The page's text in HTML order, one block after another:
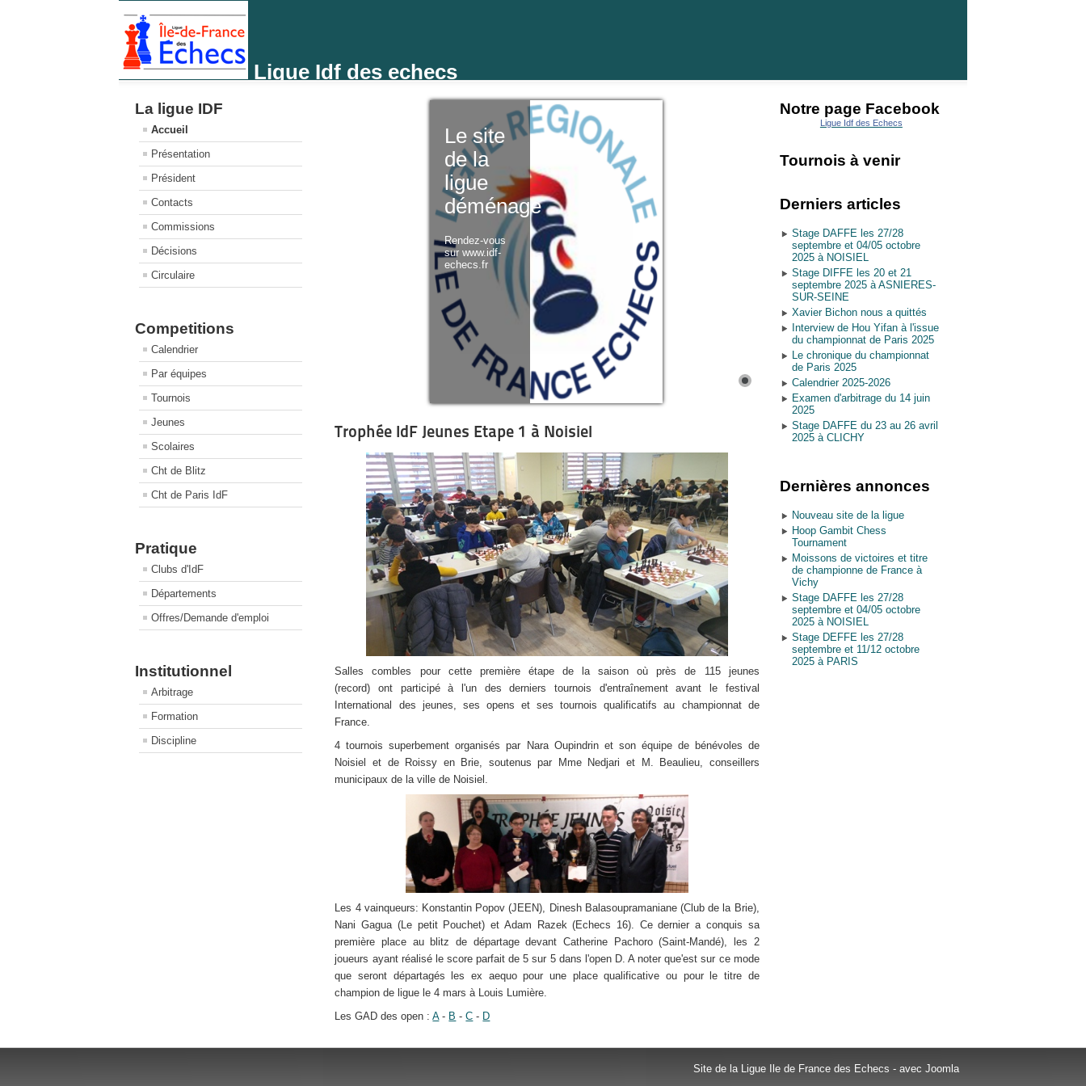
Ligue Idf des echecs
La ligue IDF
Accueil
Présentation
Président
Contacts
Commissions
Décisions
Circulaire
Competitions
Calendrier
Par équipes
Tournois
Jeunes
Scolaires
Cht de Blitz
Cht de Paris IdF
Pratique
Clubs d'IdF
Départements
Offres/Demande d'emploi
Institutionnel
Arbitrage
Formation
Discipline
Le site
de la
ligue
déménage
Rendez-vous
sur www.idf-
echecs.fr
Trophée IdF Jeunes Etape 1 à Noisiel
Salles combles pour cette première étape de la saison où près de 115 jeunes
(record) ont participé à l'un des derniers tournois d'entraînement avant le festival
International des jeunes, ses opens et ses tournois qualificatifs au championnat de
France.
4 tournois superbement organisés par Nara Oupindrin et son équipe de bénévoles de
Noisiel et de Roissy en Brie, soutenus par Mme Nedjari et M. Beaulieu, conseillers
municipaux de la ville de Noisiel.
Les 4 vainqueurs: Konstantin Popov (JEEN), Dinesh Balasoupramaniane (Club de la Brie),
Nani Gagua (Le petit Pouchet) et Adam Razek (Echecs 16). Ce dernier a conquis sa
première place au blitz de départage devant Catherine Pachoro (Saint-Mandé), les 2
joueurs ayant réalisé le score parfait de 5 sur 5 dans l'open D. A noter que'est sur ce mode
que seront départagés les ex aequo pour une place qualificative ou pour le titre de
champion de ligue le 4 mars à Louis Lumière.
Les GAD des open :A- B -C - D
Notre page Facebook
Ligue Idf des Echecs
Tournois à venir
Derniers articles
Stage DAFFE les 27/28
septembre et 04/05 octobre
2025 à NOISIEL
Stage DIFFE les 20 et 21
septembre 2025 à ASNIERES-
SUR-SEINE
Xavier Bichon nous a quittés
Interview de Hou Yifan à l'issue
du championnat de Paris 2025
Le chronique du championnat
de Paris 2025
Calendrier 2025-2026
Examen d'arbitrage du 14 juin
2025
Stage DAFFE du 23 au 26 avril
2025 à CLICHY
Dernières annonces
Nouveau site de la ligue
Hoop Gambit Chess
Tournament
Moissons de victoires et titre
de championne de France à
Vichy
Stage DAFFE les 27/28
septembre et 04/05 octobre
2025 à NOISIEL
Stage DEFFE les 27/28
septembre et 11/12 octobre
2025 à PARIS
Site de la Ligue Ile de France des Echecs - avec Joomla